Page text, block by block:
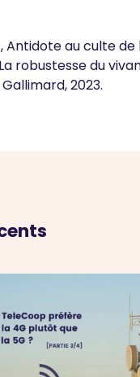
Antidote au culte de
robustesse du
2023.